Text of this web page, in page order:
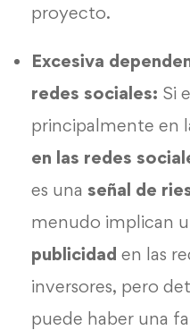
proyecto.
Excesiva
redes sociales: Si
principalmente en
en las redes
es una señal de
menudo implican
publicidad en las
inversores, pero
puede haber una